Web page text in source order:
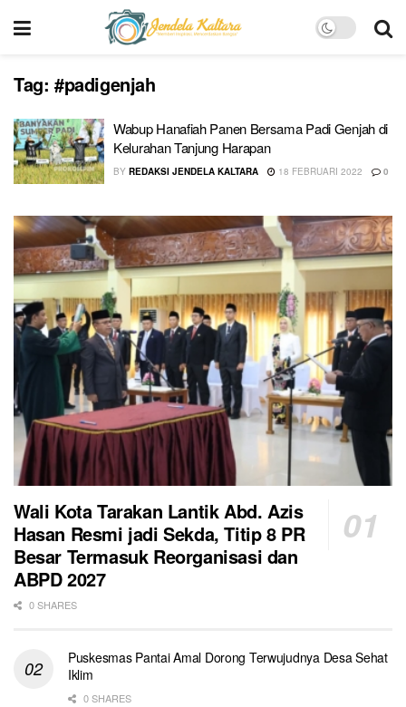
Tag: #padigenjah
Wabup Hanafiah Panen Bersama Padi Genjah di
Kelurahan Tanjung Harapan
BY REDAKSI JENDELA KALTARA 18 FEBRUARI 2022 0
Wali Kota Tarakan Lantik Abd. Azis
Hasan Resmi jadi Sekda, Titip 8 PR
Besar Termasuk Reorganisasi dan
ABPD 2027
0 SHARES
Puskesmas Pantai Amal Dorong Terwujudnya Desa Sehat
Iklim
0 SHARES